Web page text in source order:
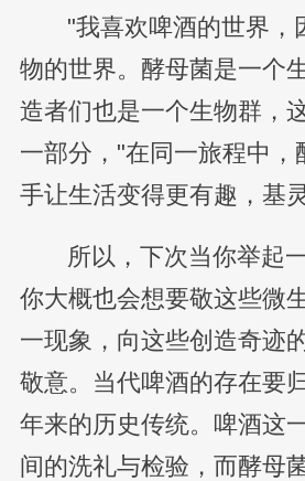
"我喜欢啤酒的世界，
物的世界。酵母菌是一个
造者们也是一个生物群，
一部分，"在同一旅程中，
手让生活变得更有趣，基
所以，下次当你举起
你大概也会想要敬这些微
一现象，向这些创造奇迹
敬意。当代啤酒的存在要
年来的历史传统。啤酒这
间的洗礼与检验，而酵母